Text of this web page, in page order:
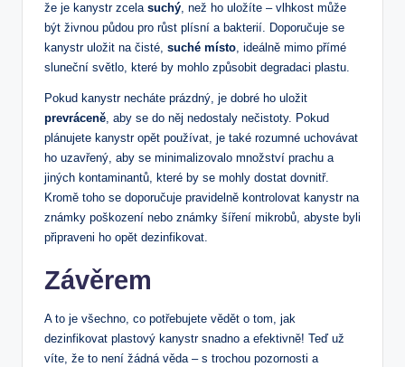
že je kanystr zcela suchý, než ho uložíte – vlhkost může
být živnou půdou pro růst plísní a bakterií. Doporučuje se
kanystr uložit na čisté, suché místo, ideálně mimo přímé
sluneční světlo, které by mohlo způsobit degradaci plastu.
Pokud kanystr necháte prázdný, je dobré ho uložit
prevráceně, aby se do něj nedostaly nečistoty. Pokud
plánujete kanystr opět používat, je také rozumné uchovávat
ho uzavřený, aby se minimalizovalo množství prachu a
jiných kontaminantů, které by se mohly dostat dovnitř.
Kromě toho se doporučuje pravidelně kontrolovat kanystr na
známky poškození nebo známky šíření mikrobů, abyste byli
připraveni ho opět dezinfikovat.
Závěrem
A to je všechno, co potřebujete vědět o tom, jak
dezinfikovat plastový kanystr snadno a efektivně! Teď už
víte, že to není žádná věda – s trochou pozornosti a